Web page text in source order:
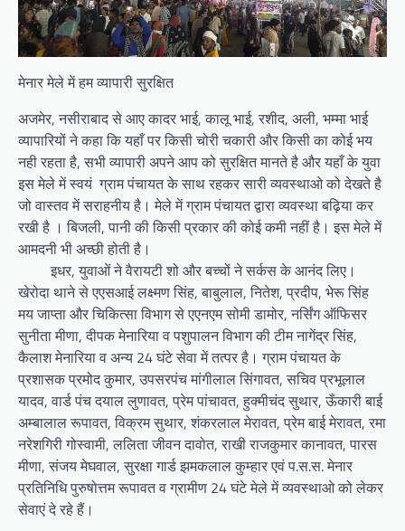
मेनार मेले में हम व्यापारी सुरक्षित
अजमेर, नसीराबाद से आए कादर भाई, कालू भाई, रशीद, अली, भम्मा भाई
व्यापारियों ने कहा कि यहाँ पर किसी चोरी चकारी और किसी का कोई भय
नही रहता है, सभी व्यापारी अपने आप को सुरक्षित मानते है और यहाँ के युवा
इस मेले में स्वयं ग्राम पंचायत के साथ रहकर सारी व्यवस्थाओ को देखते है
जो वास्तव में सराहनीय है। मेले में ग्राम पंचायत द्वारा व्यवस्था बढ़िया कर
रखी है । बिजली, पानी की किसी प्रकार की कोई कमी नहीं है। इस मेले में
आमदनी भी अच्छी होती है।
इधर, युवाओं ने वैरायटी शो और बच्चों ने सर्कस के आनंद लिए।
खेरोदा थाने से एएसआई लक्ष्मण सिंह, बाबुलाल, नितेश, प्रदीप, भेरू सिंह
मय जाप्ता और चिकित्सा विभाग से एएनएम सोमी डामोर, नर्सिंग ऑफिसर
सुनीता मीणा, दीपक मेनारिया व पशुपालन विभाग की टीम नागेंद्र सिंह,
कैलाश मेनारिया व अन्य 24 घंटे सेवा में तत्पर है। ग्राम पंचायत के
प्रशासक प्रमोद कुमार, उपसरपंच मांगीलाल सिंगावत, सचिव प्रभूलाल
यादव, वार्ड पंच दयाल लुणावत, प्रेम पांचावत, हुक्मीचंद सुथार, ऊँकारी बाई
अम्बालाल रूपावत, विक्रम सुथार, शंकरलाल मेरावत, प्रेम बाई मेरावत, रमा
नरेशगिरी गोस्वामी, ललिता जीवन दावोत, राखी राजकुमार कानावत, पारस
मीणा, संजय मेघवाल, सुरक्षा गार्ड झमकलाल कुम्हार एवं प.स.स. मेनार
प्रतिनिधि पुरुषोत्तम रूपावत व ग्रामीण 24 घंटे मेले में व्यवस्थाओ को लेकर
सेवाएं दे रहे हैं।